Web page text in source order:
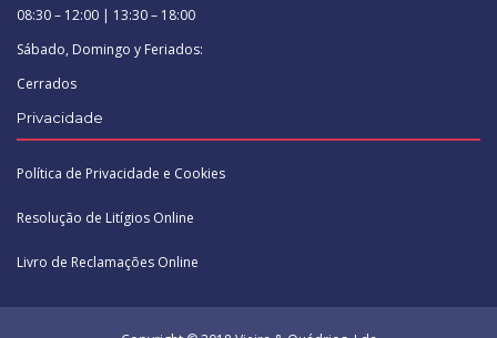
08:30 – 12:00 | 13:30 – 18:00
Sábado, Domingo y Feriados:
Cerrados
Privacidade
Política de Privacidade e Cookies
Resolução de Litígios Online
Livro de Reclamações Online